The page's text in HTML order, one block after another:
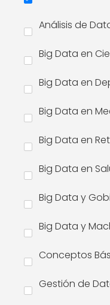
Análisis de
Big Data en
Big Data en
Big Data en
Big Data en
Big Data en
Big Data y
Big Data y
Conceptos
Gestión de